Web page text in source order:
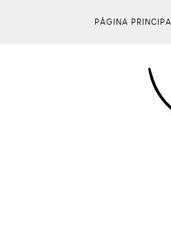
PÁGINA